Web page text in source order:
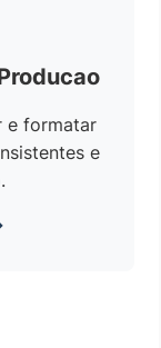
e formatar
e